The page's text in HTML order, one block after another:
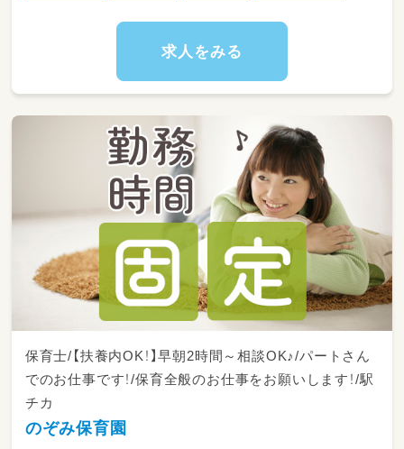
時給1062円～1250円
◎勤務時間
9:00～15:00
※時間帯の相談可能です！
＝＝＝＝＝＝＝＝＝＝＝＝＝＝＝＝＝＝＝
婦中町にあるお城のような園舎の認定こども園
です！
離職率が低く、めったに出ない園さんなので、
少しでも気になればお問い合わせください◎
求人をみる
保育士/【扶養内OK！】早朝2時間～相談OK♪/パートさん
でのお仕事です！/保育全般のお仕事をお願いします！/駅
チカ
のぞみ保育園